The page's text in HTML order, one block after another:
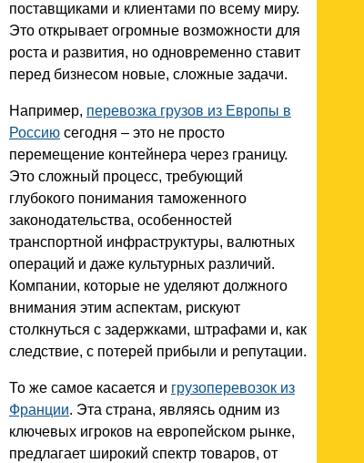
поставщиками и клиентами по всему миру.
Это открывает огромные возможности для
роста и развития, но одновременно ставит
перед бизнесом новые, сложные задачи.
Например, перевозка грузов из Европы в
Россию сегодня – это не просто
перемещение контейнера через границу.
Это сложный процесс, требующий
глубокого понимания таможенного
законодательства, особенностей
транспортной инфраструктуры, валютных
операций и даже культурных различий.
Компании, которые не уделяют должного
внимания этим аспектам, рискуют
столкнуться с задержками, штрафами и, как
следствие, с потерей прибыли и репутации.
То же самое касается и грузоперевозок из
Франции. Эта страна, являясь одним из
ключевых игроков на европейском рынке,
предлагает широкий спектр товаров, от